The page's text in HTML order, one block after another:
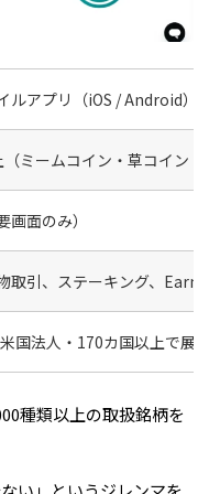
ルアプリ（iOS / Android）
ミームコイン・草コイン・
面のみ）
取引、ステーキング、Earn（
国法人・170カ国以上で展開
種類以上の取扱銘柄を